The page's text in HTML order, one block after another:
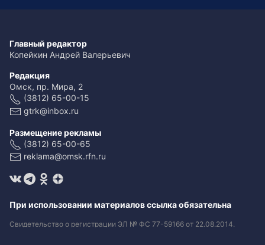
Главный редактор
Копейкин Андрей Валерьевич
Редакция
Омск, пр. Мира, 2
(3812) 65-00-15
gtrk@inbox.ru
Размещение рекламы
(3812) 65-00-65
reklama@omsk.rfn.ru
При использовании материалов ссылка обязательна
Свидетельство о регистрации ЭЛ № ФС 77-59166 от 22.08.2014.